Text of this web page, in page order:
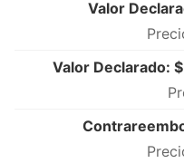
Valor
Valor Declarado: